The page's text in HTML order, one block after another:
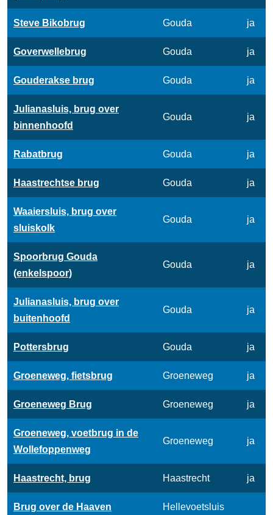
Steve Bikobrug Gouda ja
Goverwellebrug Gouda ja
Gouderakse brug Gouda ja
Julianasluis, brug over
binnenhoofd
Gouda ja
Rabatbrug Gouda ja
Haastrechtse brug Gouda ja
Waaiersluis, brug over
sluiskolk
Gouda ja
Spoorbrug Gouda
(enkelspoor)
Gouda ja
Julianasluis, brug over
buitenhoofd
Gouda ja
Pottersbrug Gouda ja
Groeneweg, fietsbrug Groeneweg ja
Groeneweg Brug Groeneweg ja
Groeneweg, voetbrug in de
Wollefoppenweg
Groeneweg ja
Haastrecht, brug Haastrecht ja
Brug over de Haaven Hellevoetsluis